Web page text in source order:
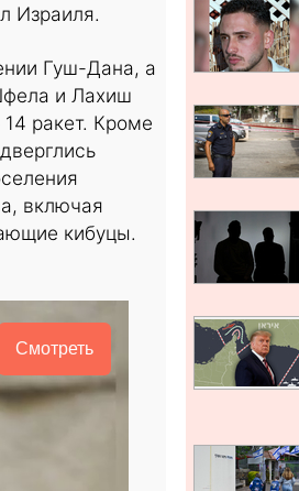
Израиля.
Гуш-Дана, а
и Лахиш
ракет. Кроме
включая
кибуцы.
Смотреть